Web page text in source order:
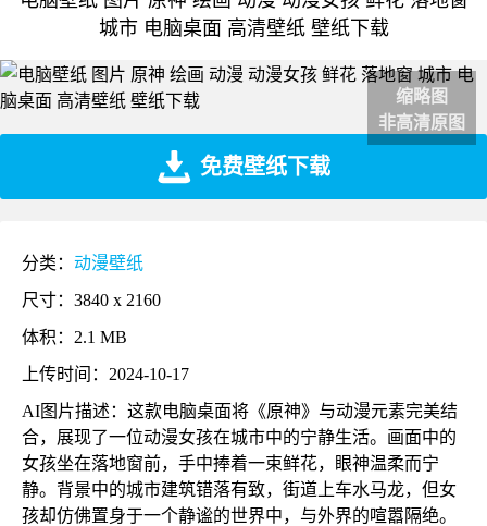
城市 电脑桌面 高清壁纸 壁纸下载
缩略图
非高清原图
免费壁纸下载
分类： 动漫壁纸
尺寸：3840 x 2160
体积：2.1 MB
上传时间：2024-10-17
AI图片描述：这款电脑桌面将《原神》与动漫元素完美结
合，展现了一位动漫女孩在城市中的宁静生活。画面中的
女孩坐在落地窗前，手中捧着一束鲜花，眼神温柔而宁
静。背景中的城市建筑错落有致，街道上车水马龙，但女
孩却仿佛置身于一个静谧的世界中，与外界的喧嚣隔绝。